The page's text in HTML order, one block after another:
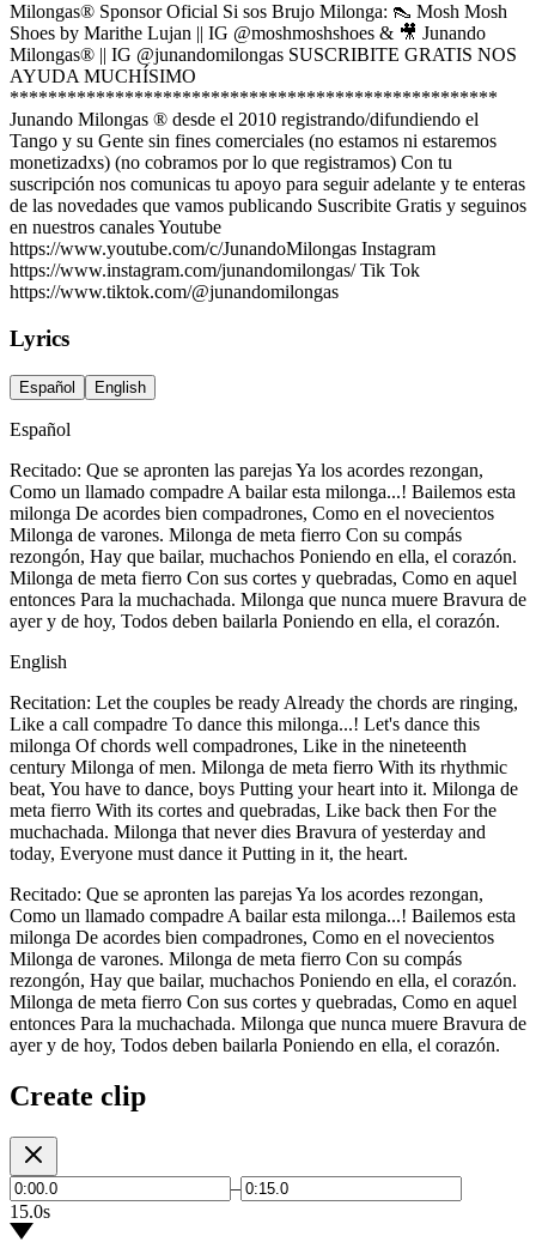
Milongas® Sponsor Oficial Si sos Brujo Milonga: 👠 Mosh Mosh
Shoes by Marithe Lujan || IG @moshmoshshoes & 🎥 Junando
Milongas® || IG @junandomilongas SUSCRIBITE GRATIS NOS
AYUDA MUCHÍSIMO
***************************************************
Junando Milongas ® desde el 2010 registrando/difundiendo el
Tango y su Gente sin fines comerciales (no estamos ni estaremos
monetizadxs) (no cobramos por lo que registramos) Con tu
suscripción nos comunicas tu apoyo para seguir adelante y te enteras
de las novedades que vamos publicando Suscribite Gratis y seguinos
en nuestros canales Youtube
https://www.youtube.com/c/JunandoMilongas Instagram
https://www.instagram.com/junandomilongas/ Tik Tok
https://www.tiktok.com/@junandomilongas
Lyrics
Español English
Español
Recitado: Que se apronten las parejas Ya los acordes rezongan,
Como un llamado compadre A bailar esta milonga...! Bailemos esta
milonga De acordes bien compadrones, Como en el novecientos
Milonga de varones. Milonga de meta fierro Con su compás
rezongón, Hay que bailar, muchachos Poniendo en ella, el corazón.
Milonga de meta fierro Con sus cortes y quebradas, Como en aquel
entonces Para la muchachada. Milonga que nunca muere Bravura de
ayer y de hoy, Todos deben bailarla Poniendo en ella, el corazón.
English
Recitation: Let the couples be ready Already the chords are ringing,
Like a call compadre To dance this milonga...! Let's dance this
milonga Of chords well compadrones, Like in the nineteenth
century Milonga of men. Milonga de meta fierro With its rhythmic
beat, You have to dance, boys Putting your heart into it. Milonga de
meta fierro With its cortes and quebradas, Like back then For the
muchachada. Milonga that never dies Bravura of yesterday and
today, Everyone must dance it Putting in it, the heart.
Recitado: Que se apronten las parejas Ya los acordes rezongan,
Como un llamado compadre A bailar esta milonga...! Bailemos esta
milonga De acordes bien compadrones, Como en el novecientos
Milonga de varones. Milonga de meta fierro Con su compás
rezongón, Hay que bailar, muchachos Poniendo en ella, el corazón.
Milonga de meta fierro Con sus cortes y quebradas, Como en aquel
entonces Para la muchachada. Milonga que nunca muere Bravura de
ayer y de hoy, Todos deben bailarla Poniendo en ella, el corazón.
Create clip
–
15.0s